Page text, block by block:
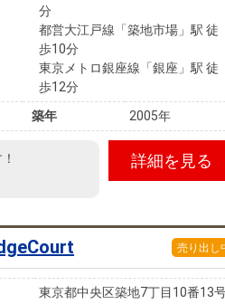
分
都営大江戸線「築地市場」駅 徒
歩10分
東京メトロ銀座線「銀座」駅 徒
歩12分
築年 2005年
詳細を見る
売り出し
東京都中央区築地7丁目10番13